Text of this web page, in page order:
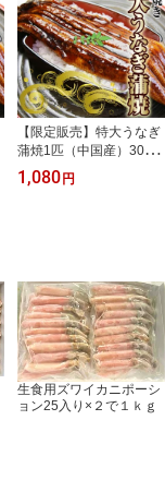
【限定販売】特大うなぎ
蒲焼1匹（中国産）300g
以上 業務用 お試し 【RC
P】/お中元/父の日/02P0
1,080 円
生食用ズワイカニポーシ
ョン25入り×２で１ｋｇ